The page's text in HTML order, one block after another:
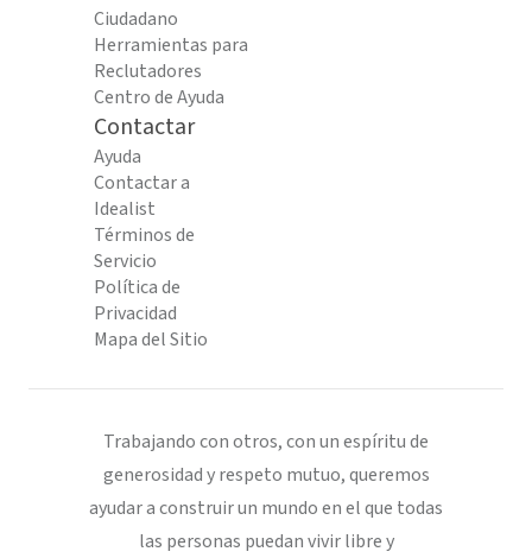
Ciudadano
Herramientas para
Reclutadores
Centro de Ayuda
Contactar
Ayuda
Contactar a
Idealist
Términos de
Servicio
Política de
Privacidad
Mapa del Sitio
Trabajando con otros, con un espíritu de
generosidad y respeto mutuo, queremos
ayudar a construir un mundo en el que todas
las personas puedan vivir libre y